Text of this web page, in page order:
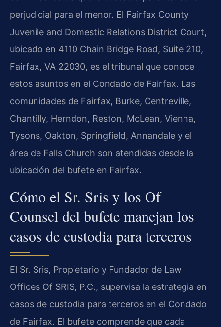
perjudicial para el menor. El Fairfax County
Juvenile and Domestic Relations District Court,
ubicado en 4110 Chain Bridge Road, Suite 210,
Fairfax, VA 22030, es el tribunal que conoce
estos asuntos en el Condado de Fairfax. Las
comunidades de Fairfax, Burke, Centreville,
Chantilly, Herndon, Reston, McLean, Vienna,
Tysons, Oakton, Springfield, Annandale y el
área de Falls Church son atendidas desde la
ubicación del bufete en Fairfax.
Cómo el Sr. Sris y los Of
Counsel del bufete manejan los
casos de custodia para terceros
El Sr. Sris, Propietario y Fundador de Law
Offices Of SRIS, P.C., supervisa la estrategia en
casos de custodia para terceros en el Condado
de Fairfax. El bufete comprende que cada